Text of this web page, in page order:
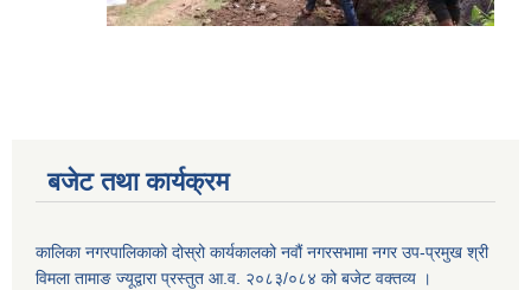
बजेट तथा कार्यक्रम
कालिका नगरपालिकाको दोस्रो कार्यकालको नवौं नगरसभामा नगर उप-प्रमुख श्री
विमला तामाङ ज्यूद्वारा प्रस्तुत आ.व. २०८३/०८४ को बजेट वक्तव्य ।